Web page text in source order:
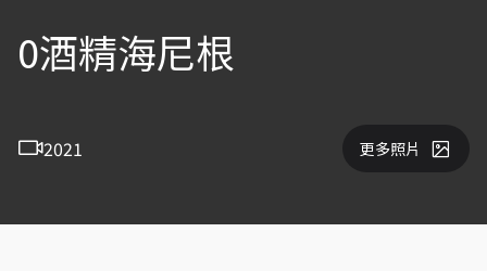
0酒精海尼根
2021 更多照片